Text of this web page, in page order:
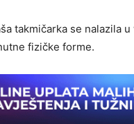
takmičarka se nalazila
fizičke forme.